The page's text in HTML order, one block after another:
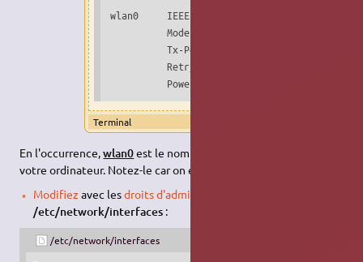
wlan0     IEEE 802.11bg  ESSID:off/any
Mode:Managed  Frequency:2.422
          Tx-Power=20 dBm
Retry  long limit:7   RTS thr:off
          Power Management:off
Terminal
En l'occurrence,wlan0est le nom de la carte réseau
votre ordinateur. Notez-le car on en aura besoin plus tard!
Modifiez avec lesdroits d'administration
/etc/network/interfaces:
/etc/network/interfaces